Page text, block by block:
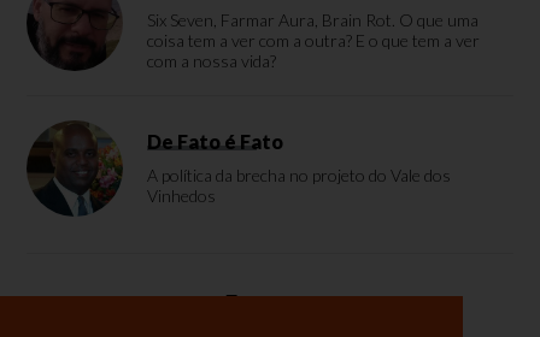
Six Seven, Farmar Aura, Brain Rot. O que uma
coisa tem a ver com a outra? E o que tem a ver
com a nossa vida?
De Fato é Fato
A política da brecha no projeto do Vale dos
Vinhedos
Enquete